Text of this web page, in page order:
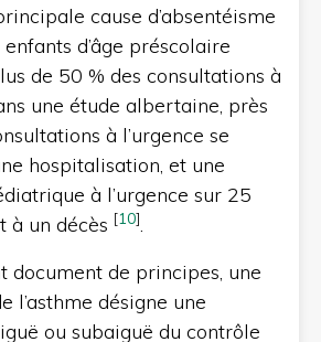
cause d’absentéisme
enfants d’âge préscolaire
de 50 % des consultations à
une étude albertaine, près
à l’urgence se
hospitalisation, et une
à l’urgence sur 25
à un décès [10].
document de principes, une
l’asthme désigne une
ou subaiguë du contrôle